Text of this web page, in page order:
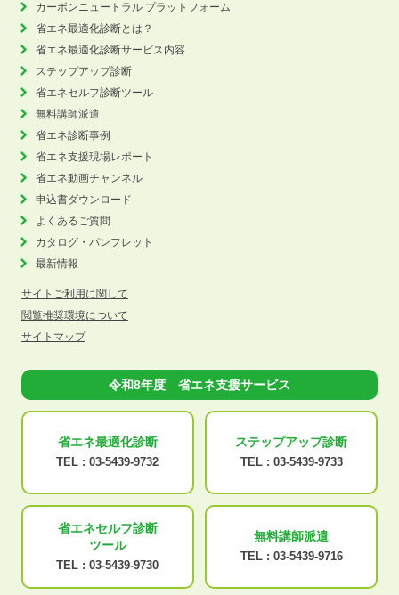
カーボンニュートラル プラットフォーム
省エネ最適化診断とは？
省エネ最適化診断サービス内容
ステップアップ診断
省エネセルフ診断ツール
無料講師派遣
省エネ診断事例
省エネ支援現場レポート
省エネ動画チャンネル
申込書ダウンロード
よくあるご質問
カタログ・パンフレット
最新情報
サイトご利用に関して
閲覧推奨環境について
サイトマップ
令和8年度 省エネ支援サービス
省エネ最適化診断
TEL : 03-5439-9732
ステップアップ診断
TEL : 03-5439-9733
省エネセルフ診断
ツール
TEL : 03-5439-9730
無料講師派遣
TEL : 03-5439-9716